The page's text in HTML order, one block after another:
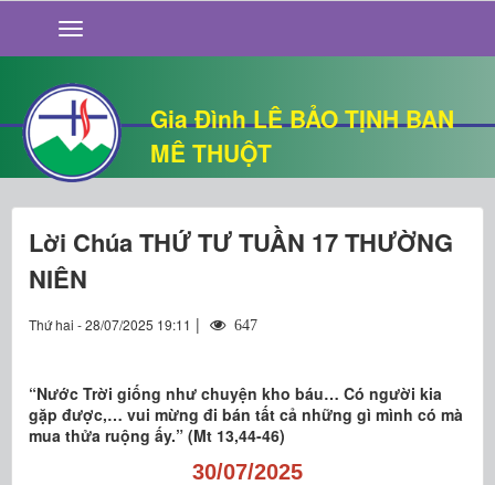
Gia Đình LÊ BẢO TỊNH BAN
MÊ THUỘT
GIỚI THIỆU
TIN TỨC
SỐNG ĐẠO
CHUYỆN NHÀ
QUÁN VĂN
THƯ GIÃN
Lời Chúa THỨ TƯ TUẦN 17 THƯỜNG
NIÊN
Thứ hai - 28/07/2025 19:11 | 647
“Nước Trời giống như chuyện kho báu… Có người kia
gặp được,… vui mừng đi bán tất cả những gì mình có mà
mua thửa ruộng ấy.” (Mt 13,44-46)
30/07/2025